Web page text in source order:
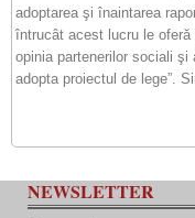
adoptarea şi înaintarea
întrucât acest lucru le oferă
opinia partenerilor sociali
adopta proiectul de lege”.
NEWSLETTER